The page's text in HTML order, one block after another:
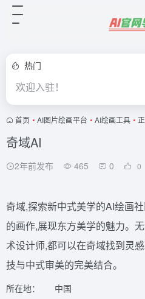
热门
欢迎入驻！
首页 • AI图片绘画平台 • AI绘画工具 •
奇域AI
2年前发布 465 0 0
奇域,探索新中式美学的AI绘画
的画作,展现东方美学的魅力。
术设计师,都可以在奇域找到灵
技与中式审美的完美结合。
所在地：
中国